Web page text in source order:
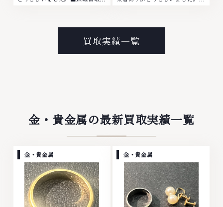
酒買取りのことなら、お任せくだ
さいなかでも金・プラチナ等のア
クセサリー・貴金属・宝石・ダイ
ヤモンド・ジュエリーや ブラン
店ではお値段の付かなかったお品
い。TEL: 0120-959-764営業
時間: 10:00～19:00定休日: 年中
無休
ド衣類 お酒買取りのことなら、
お任せくださいなかでも金・プラ
チナ等のアクセサリー・貴金属・
宝石・ダイヤモンド・ジュエリー
り、他店ではお値段の付かなかっ
ください。TEL: 0120-959-
764営業時間: 10:00～19:00定
休日: 年中無休
買取実績一覧
金・貴金属の最新買取実績一覧
金・貴金属 金・貴金属